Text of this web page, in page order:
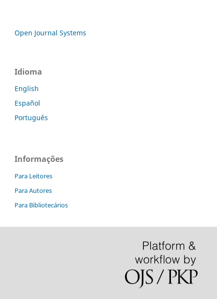
Open Journal Systems
Idioma
English
Español
Português
Informações
Para Leitores
Para Autores
Para Bibliotecários